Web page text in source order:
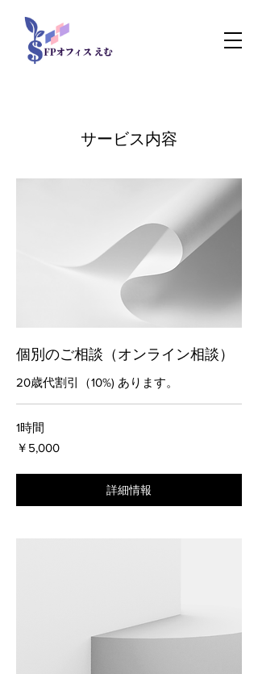
サービス内容
個別のご相談（オンライン相談）
20歳代割引（10%) あります。
1時間
5,000
円
￥5,000
詳細情報